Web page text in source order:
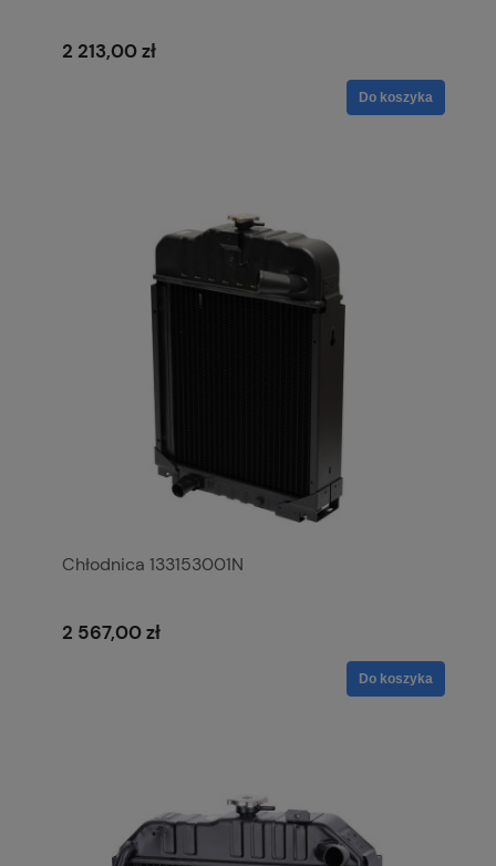
2 213,00 zł
Do koszyka
Chłodnica 133153001N
2 567,00 zł
Do koszyka